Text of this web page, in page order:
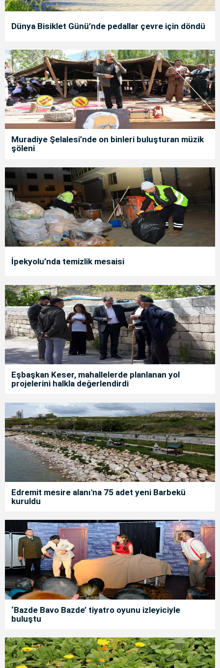
Dünya Bisiklet Günü’nde pedallar çevre için döndü
Muradiye Şelalesi’nde on binleri buluşturan müzik
şöleni
İpekyolu’nda temizlik mesaisi
Eşbaşkan Keser, mahallelerde planlanan yol
projelerini halkla değerlendirdi
Edremit mesire alanı'na 75 adet yeni Barbekü
kuruldu
‘Bazde Bavo Bazde’ tiyatro oyunu izleyiciyle
buluştu